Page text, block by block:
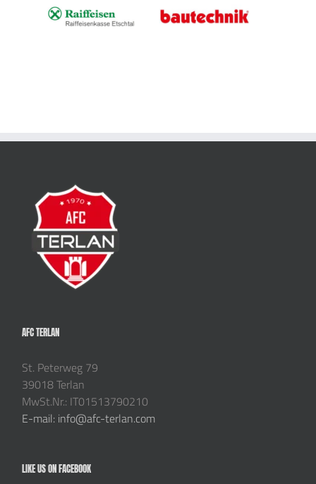
AFC TERLAN
St. Peterweg 79
39018 Terlan
MwSt.Nr.: IT01513790210
E-mail: info@afc-terlan.com
LIKE US ON FACEBOOK